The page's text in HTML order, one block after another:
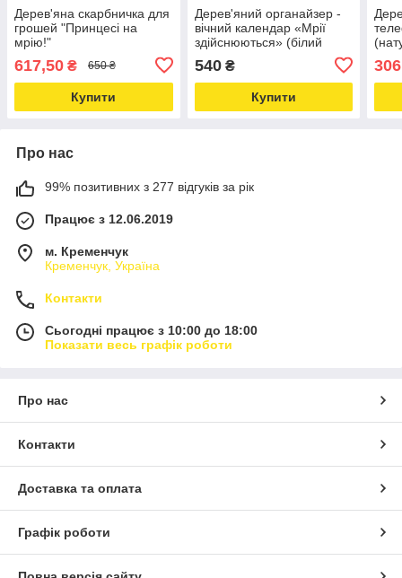
Дерев'яна скарбничка для
грошей "Принцесі на
мрію!"
617,50 ₴ 650 ₴
Купити
Дерев'яний органайзер -
вічний календар «Мрії
здійснюються» (білий
колір), розмір 14х12х9,5
см
540₴
Купити
306
Про нас
99% позитивних з 277 відгуків за рік
Працює з 12.06.2019
м. Кременчук
Кременчук, Україна
Контакти
Сьогодні працює з 10:00 до 18:00
Показати весь графік роботи
Про нас
Контакти
Доставка та оплата
Графік роботи